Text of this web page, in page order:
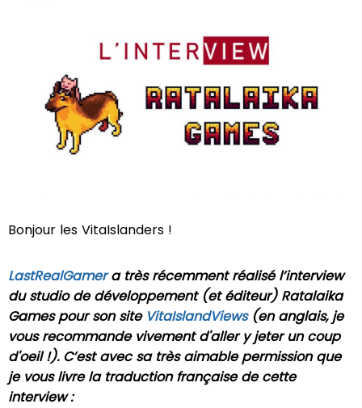
Bonjour les VitaIslanders !
LastRealGamera très récemment réalisé l’interview
du studio de développement (et éditeur) Ratalaika
Games pour son site VitaIslandViews(en anglais, je
vous recommande vivement d'aller y jeter un coup
d'oeil !). C’est avec sa très aimable permission que
je vous livre la traduction française de cette
interview :